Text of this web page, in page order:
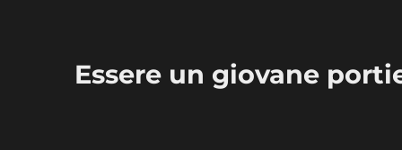
Essere un giovane